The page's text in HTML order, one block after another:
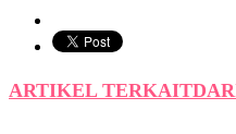
ARTIKEL TERKAIT